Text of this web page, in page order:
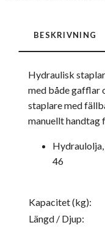
BESKRIVNING
Hydraulisk
med både gafflar
staplare med
manuellt handtag
46
Kapacitet (kg):
Längd / Djup: